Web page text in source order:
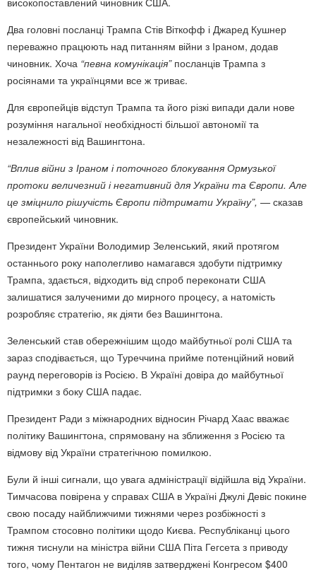
Два головні посланці Трампа Стів Віткофф і Джаред Кушнер
переважно працюють над питанням війни з Іраном, додав
чиновник. Хоча “певна комунікація”посланців Трампа з
росіянами та українцями все ж триває.
Для європейців відступ Трампа та його різкі випади дали нове
розуміння нагальної необхідності більшої автономії та
незалежності від Вашингтона.
“Вплив війни з Іраном і поточного блокування Ормузької
протоки величезний і негативний для України та Європи. Але
це зміцнило рішучість Європи підтримати Україну”, —сказав
європейський чиновник.
Президент України Володимир Зеленський, який протягом
останнього року наполегливо намагався здобути підтримку
Трампа, здається, відходить від спроб переконати США
залишатися залученими до мирного процесу, а натомість
розробляє стратегію, як діяти без Вашингтона.
Зеленський став обережнішим щодо майбутньої ролі США та
зараз сподівається, що Туреччина прийме потенційний новий
раунд переговорів із Росією. В Україні довіра до майбутньої
підтримки з боку США падає.
Президент Ради з міжнародних відносин Річард Хаас вважає
політику Вашингтона, спрямовану на зближення з Росією та
відмову від України стратегічною помилкою.
Були й інші сигнали, що увага адміністрації відійшла від України.
Тимчасова повірена у справах США в Україні Джулі Девіс покине
свою посаду найближчими тижнями через розбіжності з
Трампом стосовно політики щодо Києва. Республіканці цього
тижня тиснули на міністра війни США Піта Гегсета з приводу
того, чому Пентагон не виділяв затверджені Конгресом $400